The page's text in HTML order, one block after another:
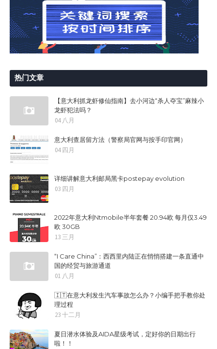
热门文章
【意大利抓龙虾修仙指南】去小河边“杀人夺宝”麻辣小
龙虾犯法吗？
04 八月
意大利查居留方法（警察局官网与按手印官网）
04 四月
详细讲解意大利邮局黑卡postepay evolution
03 四月
2022年意大利Ntmobile半年套餐 20.94欧 每月仅3.49
欧 30GB
13 三月
“I Care China”：西西里内陆正在悄悄搭建一条直通中
国的经贸与旅游通道
01 八月
🇮🇹在意大利发生汽车事故怎么办？小编手把手教你处
理过程
23 十二月
夏日潜水体验及AIDA星级考试，定好你的日期出行
啦！！